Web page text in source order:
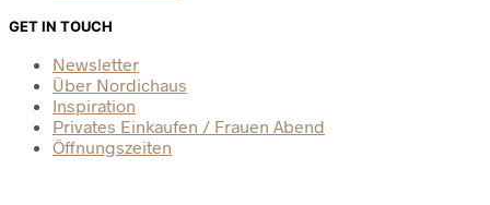
GET IN TOUCH
Newsletter
Über Nordichaus
Inspiration
Privates Einkaufen / Frauen Abend
Öffnungszeiten